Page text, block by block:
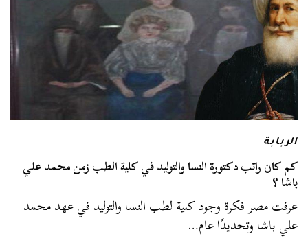
الربابة
كم كان راتب دكتورة النسا والتوليد في كلية الطب زمن محمد علي
باشا ؟
عرفت مصر فكرة وجود كلية لطب النسا والتوليد في عهد محمد
علي باشا وتحديدًا عام…